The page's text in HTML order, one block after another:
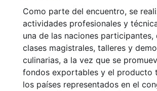
Como parte del encuentro, se
actividades profesionales y
una de las naciones participantes,
clases magistrales, talleres y
culinarias, a la vez que se
fondos exportables y el producto
los países representados en el